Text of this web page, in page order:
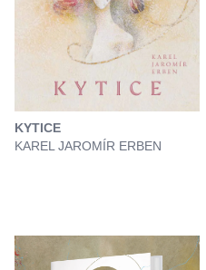
KYTICE
KAREL JAROMÍR ERBEN